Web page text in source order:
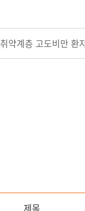
약계층 고도비만 환
제목